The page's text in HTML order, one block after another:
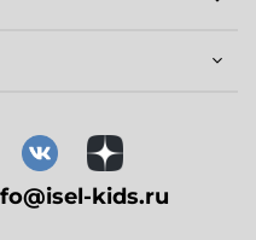
kids.ru